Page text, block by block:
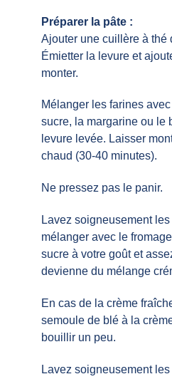
Préparer la pâte :
Ajouter une cuillère à thé
Émietter la levure et
monter.
Mélanger les farines
sucre, la margarine ou le
levure levée. Laisser
chaud (30-40 minutes).
Ne pressez pas le panir.
Lavez soigneusement
mélanger avec le
sucre à votre goût et
devienne du mélange
En cas de la crème
semoule de blé à la
bouillir un peu.
Lavez soigneusement